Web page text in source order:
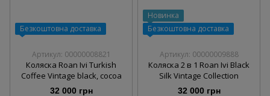
Безкоштовна доставка
Артикул: 00000008821
Коляска Roan Ivi Turkish
Coffee Vintage black, cocoa
32 000 грн
Новинка
Безкоштовна доставка
Артикул: 00000009888
Коляска 2 в 1 Roan Ivi Black
Silk Vintage Collection
32 000 грн